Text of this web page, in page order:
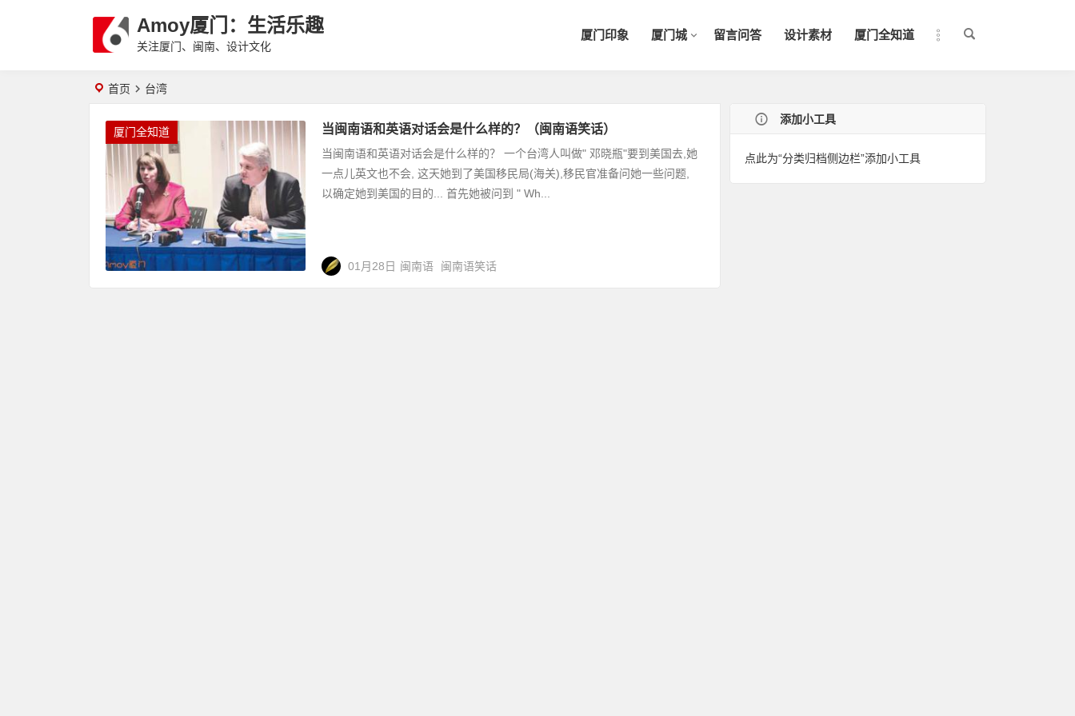
Amoy厦门：生活乐趣
关注厦门、闽南、设计文化
厦门印象 厦门城 留言问答 设计素材 厦门全知道
首页 台湾
厦门全知道 当闽南语和英语对话会是什么样的？（闽南语笑话）
当闽南语和英语对话会是什么样的？ 一个台湾人叫做" 邓晓瓶"要到美国去,她
一点儿英文也不会, 这天她到了美国移民局(海关),移民官准备问她一些问题,
以确定她到美国的目的... 首先她被问到 " Wh...
01月28日 闽南语 闽南语笑话
添加小工具
点此为“分类归档侧边栏”添加小工具